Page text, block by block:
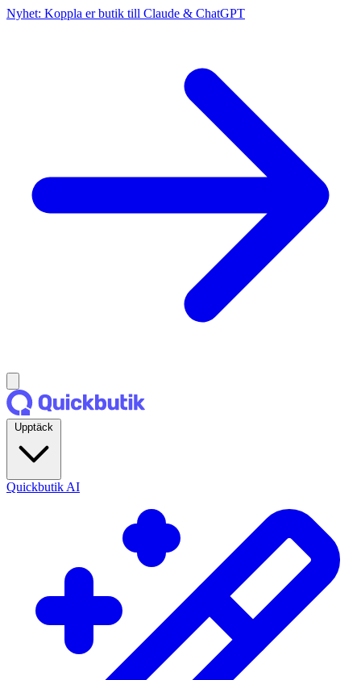
Nyhet: Koppla er butik till Claude & ChatGPT
Quickbutik AI